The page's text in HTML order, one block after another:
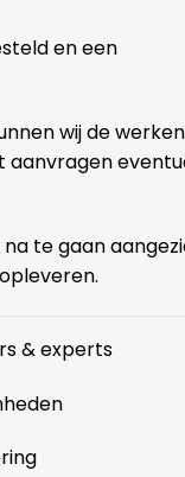
en een
wij de werken
aanvragen
te gaan
& experts